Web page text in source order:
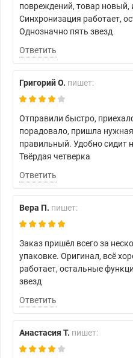
повреждений, товар новый,
Синхронизация работает,
Однозначно пять звезд
Ответить
Григорий О. пишет:
Отправили быстро,
порадовало, пришла
правильный. Удобно сидит
Твёрдая четверка
Ответить
Вера П. пишет:
Заказ пришёл всего за
упаковке. Оригинал, всё
работает, остальные
звезд
Ответить
Анастасия Т. пишет: